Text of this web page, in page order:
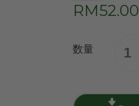
RM52.00
数量